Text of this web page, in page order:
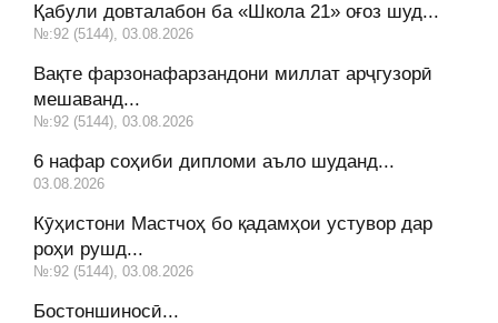
Қабули довталабон ба «Школа 21» оғоз шуд...
№:92 (5144), 03.08.2026
Вақте фарзонафарзандони миллат арҷгузорӣ
мешаванд...
№:92 (5144), 03.08.2026
6 нафар соҳиби дипломи аъло шуданд...
03.08.2026
Кӯҳистони Мастчоҳ бо қадамҳои устувор дар
роҳи рушд...
№:92 (5144), 03.08.2026
Бостоншиносӣ...